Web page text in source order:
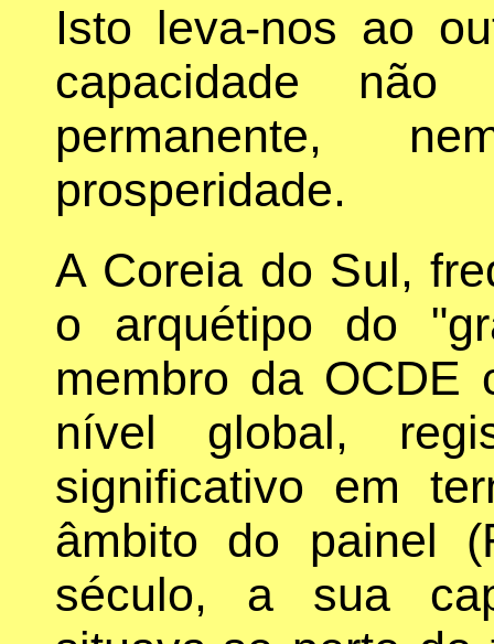
Isto leva-nos ao
capacidade não
permanente,
prosperidade.
A Coreia do Sul,
o arquétipo do
membro da OCDE
nível global,
significativo em
âmbito do painel
século, a sua